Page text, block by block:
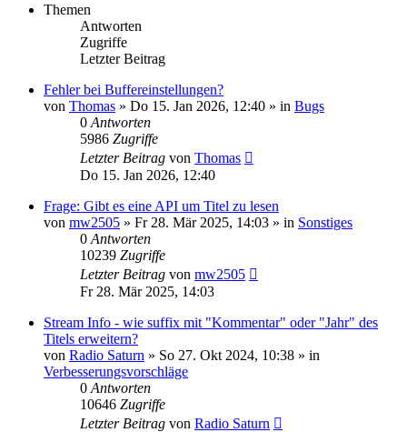
Themen
Antworten
Zugriffe
Letzter Beitrag
Fehler bei Buffereinstellungen?
von Thomas » Do 15. Jan 2026, 12:40 » in Bugs
0 Antworten
5986 Zugriffe
Letzter Beitrag von Thomas
Do 15. Jan 2026, 12:40
Frage: Gibt es eine API um Titel zu lesen
von mw2505 » Fr 28. Mär 2025, 14:03 » in Sonstiges
0 Antworten
10239 Zugriffe
Letzter Beitrag von mw2505
Fr 28. Mär 2025, 14:03
Stream Info - wie suffix mit "Kommentar" oder "Jahr" des
Titels erweitern?
von Radio Saturn » So 27. Okt 2024, 10:38 » in
Verbesserungsvorschläge
0 Antworten
10646 Zugriffe
Letzter Beitrag von Radio Saturn